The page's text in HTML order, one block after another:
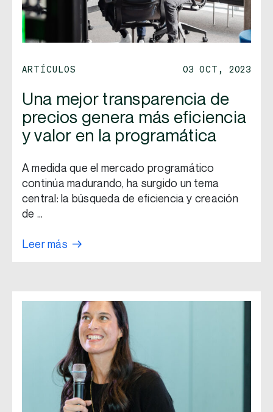
ARTÍCULOS 03 OCT, 2023
Una mejor transparencia de
precios genera más eficiencia
y valor en la programática
A medida que el mercado programático
continúa madurando, ha surgido un tema
central: la búsqueda de eficiencia y creación
de …
Leer más